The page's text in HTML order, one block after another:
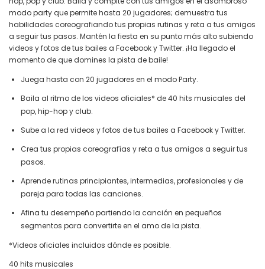
modo party que permite hasta 20 jugadores; demuestra tus
habilidades coreografiando tus propias rutinas y reta a tus amigos
a seguir tus pasos. Mantén la fiesta en su punto más alto subiendo
videos y fotos de tus bailes a Facebook y Twitter. ¡Ha llegado el
momento de que domines la pista de baile!
Juega hasta con 20 jugadores en el modo Party.
Baila al ritmo de los videos oficiales* de 40 hits musicales del
pop, hip-hop y club.
Sube a la red videos y fotos de tus bailes a Facebook y Twitter.
Crea tus propias coreografías y reta a tus amigos a seguir tus
pasos.
Aprende rutinas principiantes, intermedias, profesionales y de
pareja para todas las canciones.
Afina tu desempeño partiendo la canción en pequeños
segmentos para convertirte en el amo de la pista.
*Videos oficiales incluidos dónde es posible.
40 hits musicales